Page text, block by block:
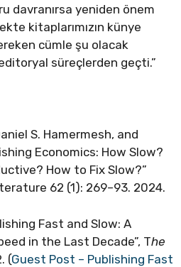
davranırsa yeniden önem
kitaplarımızın künye
cümle şu olacak
süreçlerden geçti.”
S. Hamermesh, and
Economics: How Slow?
How to Fix Slow?”
62 (1): 269–93. 2024.
Fast and Slow: A
in the Last Decade”, The
(Guest Post – Publishing Fast